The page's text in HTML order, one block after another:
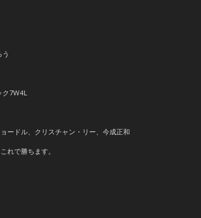
7W4L
ードル、クリスチャン・リー、今成正和
れで勝ちます。